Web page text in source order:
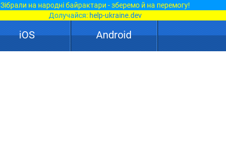
Зібрали на народні байрактари - зберемо й на перемогу!
Долучайся: help-ukraine.dev
iOS Android